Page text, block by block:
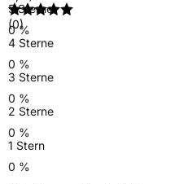
(0)
5 Sterne
0 %
4 Sterne
0 %
3 Sterne
0 %
2 Sterne
0 %
1 Stern
0 %